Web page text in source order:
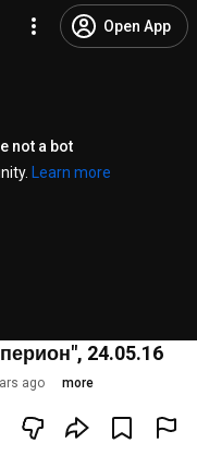
Open App
not a bot
Learn more
24.05.16
ago more